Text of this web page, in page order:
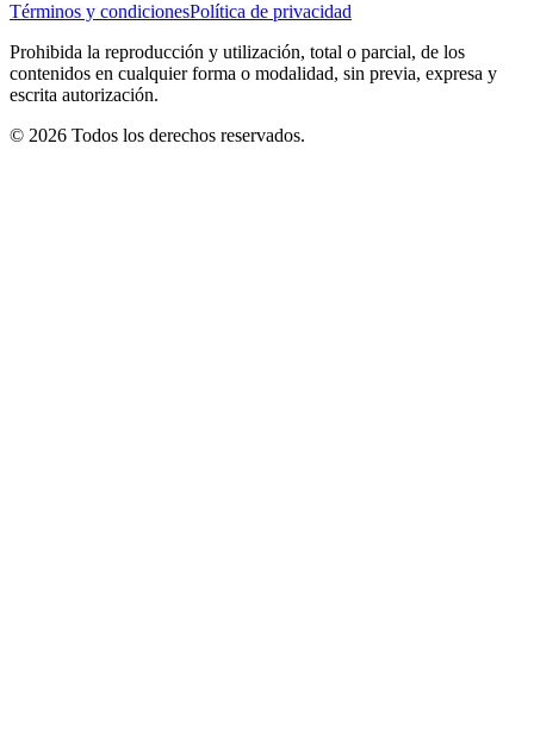
Términos y condicionesPolítica de privacidad
Prohibida la reproducción y utilización, total o parcial, de los
contenidos en cualquier forma o modalidad, sin previa, expresa y
escrita autorización.
© 2026 Todos los derechos reservados.